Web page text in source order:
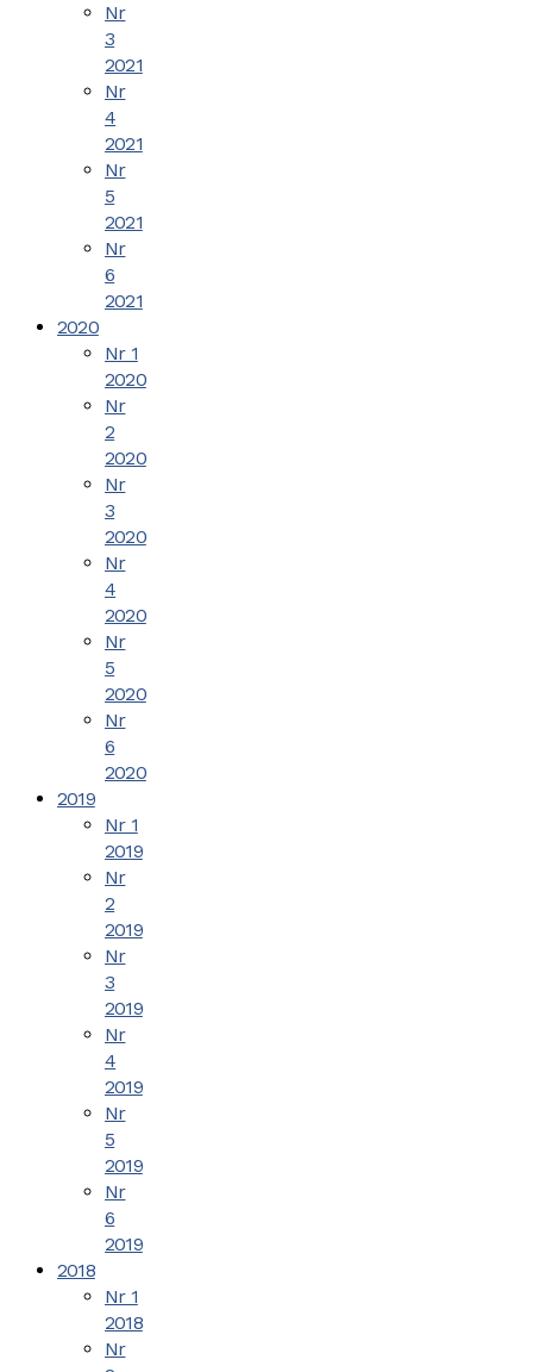
Nr
3
2021
Nr
4
2021
Nr
5
2021
Nr
6
2021
2020
Nr 1
2020
Nr
2
2020
Nr
3
2020
Nr
4
2020
Nr
5
2020
Nr
6
2020
2019
Nr 1
2019
Nr
2
2019
Nr
3
2019
Nr
4
2019
Nr
5
2019
Nr
6
2019
2018
Nr 1
2018
Nr